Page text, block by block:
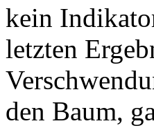
kein
letzten
den Baum,